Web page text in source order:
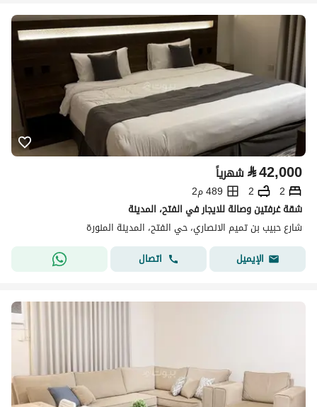
⃁42,000 شهرياً
2
2
489 م2
شقة غرفتين وصالة للايجار في الفتح، المدينة
شارع حبيب بن تميم الانصاري، حي الفتح، المدينة المنورة
الإيميل
اتصال